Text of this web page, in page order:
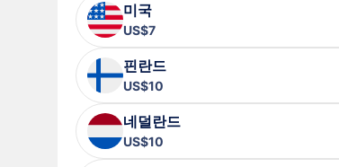
미국
US$7
핀란드
US$10
네덜란드
US$10